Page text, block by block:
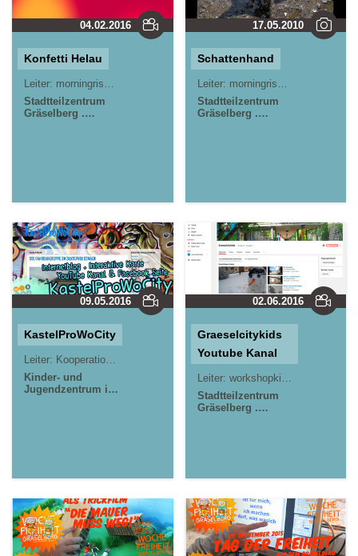
04.02.2016
Konfetti Helau
Leiter: morningrise* . jOrn
Jörn Lauterbach
Stadtteilzentrum
Gräselberg .
17.05.2010
Schattenhand
Leiter: morningrise* . jOrn
Stadtteilzentrum
Gräselberg .
09.05.2016
KastelProWoCity
Leiter: Kooperationsprojekt
Kinder- und
Jugendzentrum in
02.06.2016
Graeselcitykids
Youtube Kanal
Leiter: workshopkids*
Stadtteilzentrum
Gräselberg .